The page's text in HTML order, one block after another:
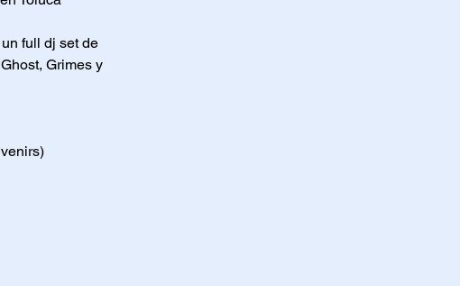
full dj set de
Grimes y